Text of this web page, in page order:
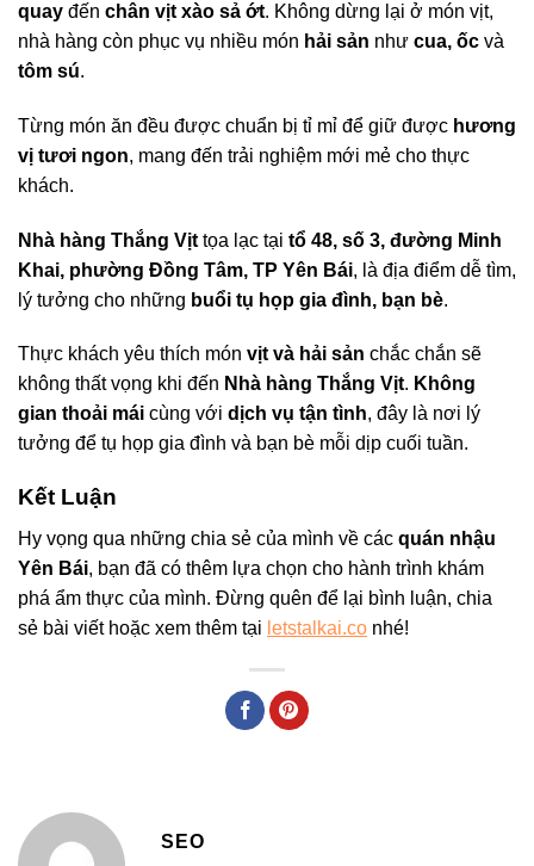
quay đến chân vịt xào sả ớt. Không dừng lại ở món vịt,
nhà hàng còn phục vụ nhiều món hải sản như cua, ốc và
tôm sú.
Từng món ăn đều được chuẩn bị tỉ mỉ để giữ được hương
vị tươi ngon, mang đến trải nghiệm mới mẻ cho thực
khách.
Nhà hàng Thắng Vịt tọa lạc tại tổ 48, số 3, đường Minh
Khai, phường Đồng Tâm, TP Yên Bái, là địa điểm dễ tìm,
lý tưởng cho những buổi tụ họp gia đình, bạn bè.
Thực khách yêu thích món vịt và hải sản chắc chắn sẽ
không thất vọng khi đến Nhà hàng Thắng Vịt. Không
gian thoải mái cùng với dịch vụ tận tình, đây là nơi lý
tưởng để tụ họp gia đình và bạn bè mỗi dịp cuối tuần.
Kết Luận
Hy vọng qua những chia sẻ của mình về các quán nhậu
Yên Bái, bạn đã có thêm lựa chọn cho hành trình khám
phá ẩm thực của mình. Đừng quên để lại bình luận, chia
sẻ bài viết hoặc xem thêm tại letstalkai.co nhé!
SEO